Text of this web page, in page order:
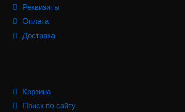
Реквизиты
Оплата
Доставка
Корзина
Поиск по сайту